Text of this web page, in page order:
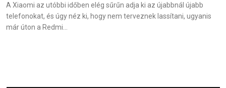
A Xiaomi az utóbbi időben elég sűrűn adja ki az újabbnál újabb
telefonokat, és úgy néz ki, hogy nem terveznek lassítani, ugyanis
már úton a Redmi…